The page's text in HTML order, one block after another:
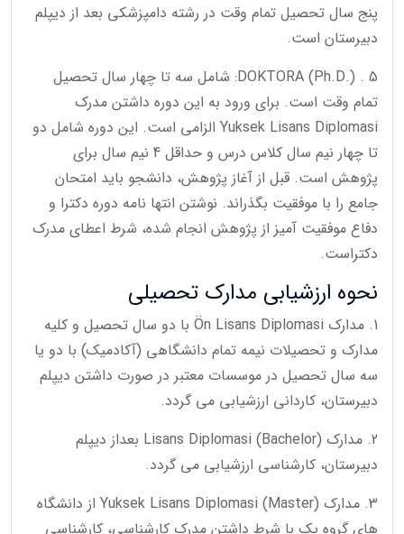
پنج سال تحصیل تمام وقت در رشته دامپزشکی بعد از دیپلم
دبیرستان است.
DOKTORA (Ph.D.) . 5: شامل سه تا چهار سال تحصیل
تمام وقت است. برای ورود به این دوره داشتن مدرک
Yuksek Lisans Diplomasi الزامی است. این دوره شامل دو
تا چهار نیم سال کلاس درس و حداقل 4 نیم سال برای
پژوهش است. قبل از آغاز پژوهش، دانشجو باید امتحان
جامع را با موفقیت بگذراند. نوشتن انتها نامه دوره دکترا و
دفاع موفقیت آمیز از پژوهش انجام شده، شرط اعطای مدرک
دکتراست.
نحوه ارزشیابی مدارک تحصیلی
1. مدارک Ön Lisans Diplomasi با دو سال تحصیل و کلیه
مدارک و تحصیلات نیمه تمام دانشگاهی (آکادمیک) با دو یا
سه سال تحصیل در موسسات معتبر در صورت داشتن دیپلم
دبیرستان، کاردانی ارزشیابی می گردد.
2. مدارک (Lisans Diplomasi (Bachelor بعداز دیپلم
دبیرستان، کارشناسی ارزشیابی می گردد.
3. مدارک (Yuksek Lisans Diplomasi (Master از دانشگاه
های گروه یک با شرط داشتن مدرک کارشناسی، کارشناسی